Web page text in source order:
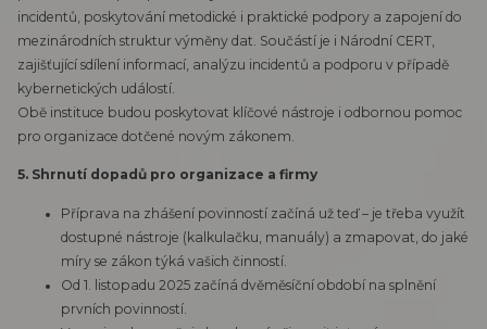
incidentů, poskytování metodické i praktické podpory a zapojení do
mezinárodních struktur výměny dat. Součástí je i Národní CERT,
zajišťující sdílení informací, analýzu incidentů a podporu v případě
kybernetických událostí.
Obě instituce budou poskytovat klíčové nástroje i odbornou pomoc
pro organizace dotčené novým zákonem.
5. Shrnutí dopadů pro organizace a firmy
Příprava na zhášení povinností začíná už teď – je třeba využít
dostupné nástroje (kalkulačku, manuály) a zmapovat, do jaké
míry se zákon týká vašich činností.
Od 1. listopadu 2025 začíná dvěměsíční období na splnění
prvních povinností.